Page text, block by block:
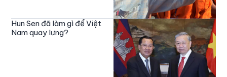
Hun Sen đã làm gì để Việt
Nam quay lưng?